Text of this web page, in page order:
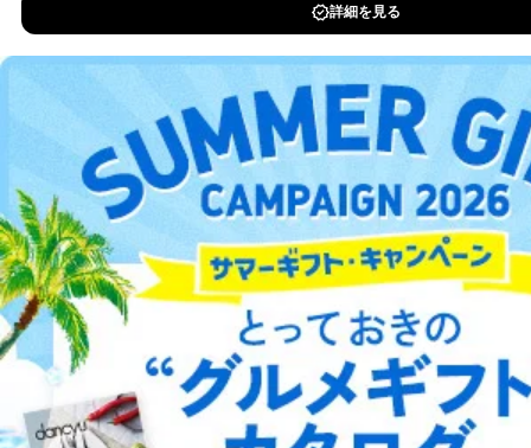
利用目的の通知、開示対象個人情報の開示請求につ
いては、1回の申請ごとに手数料、郵送料が必要で
す。
郵送料：860円（内訳：定形110円、書留480円、本
人限定受取郵便270円)
(2024年10月1日現在)
※上記郵送料は国内郵便の場合の費用です。国外へ
の郵送の場合は、実費をご負担いただきます。
手数料等の支払方法
費用のお支払方法は、郵送料分の郵便定額小為替を
申請書類に同封してください。
(郵便局にお支払いいただく手数料は申請者のご負担
です。また、郵便定額小為替は無記名でお願いしま
す。) なお、郵送料は郵便定額小為替に代えて同額
分の切手でお支払いいただくこともできます。
DOWNLOAD FOR IOS
DOWNLOAD FOR ANDROID
ご利用方法はこちら
総合案内
アフィリエイト 採用情報
プレスリリース お問い合わせ
利用規約プライバシーポリシー 特定商取引法に基づく表示
出版社の皆様へ
投資家の皆様へサイトマップ